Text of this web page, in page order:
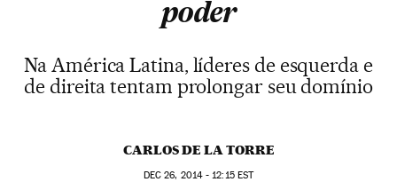
poder
Na América Latina, líderes de esquerda e
de direita tentam prolongar seu domínio
CARLOS DE LA TORRE
DEC 26, 2014 - 12:15EST